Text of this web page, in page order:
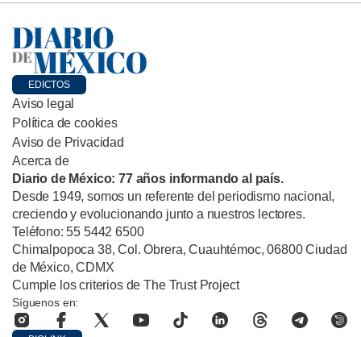
EDICTOS
Aviso legal
Política de cookies
Aviso de Privacidad
Acerca de
Diario de México: 77 años informando al país.
Desde 1949, somos un referente del periodismo nacional,
creciendo y evolucionando junto a nuestros lectores.
Teléfono: 55 5442 6500
Chimalpopoca 38, Col. Obrera, Cuauhtémoc, 06800 Ciudad
de México, CDMX
Cumple los criterios de The Trust Project
Síguenos en: